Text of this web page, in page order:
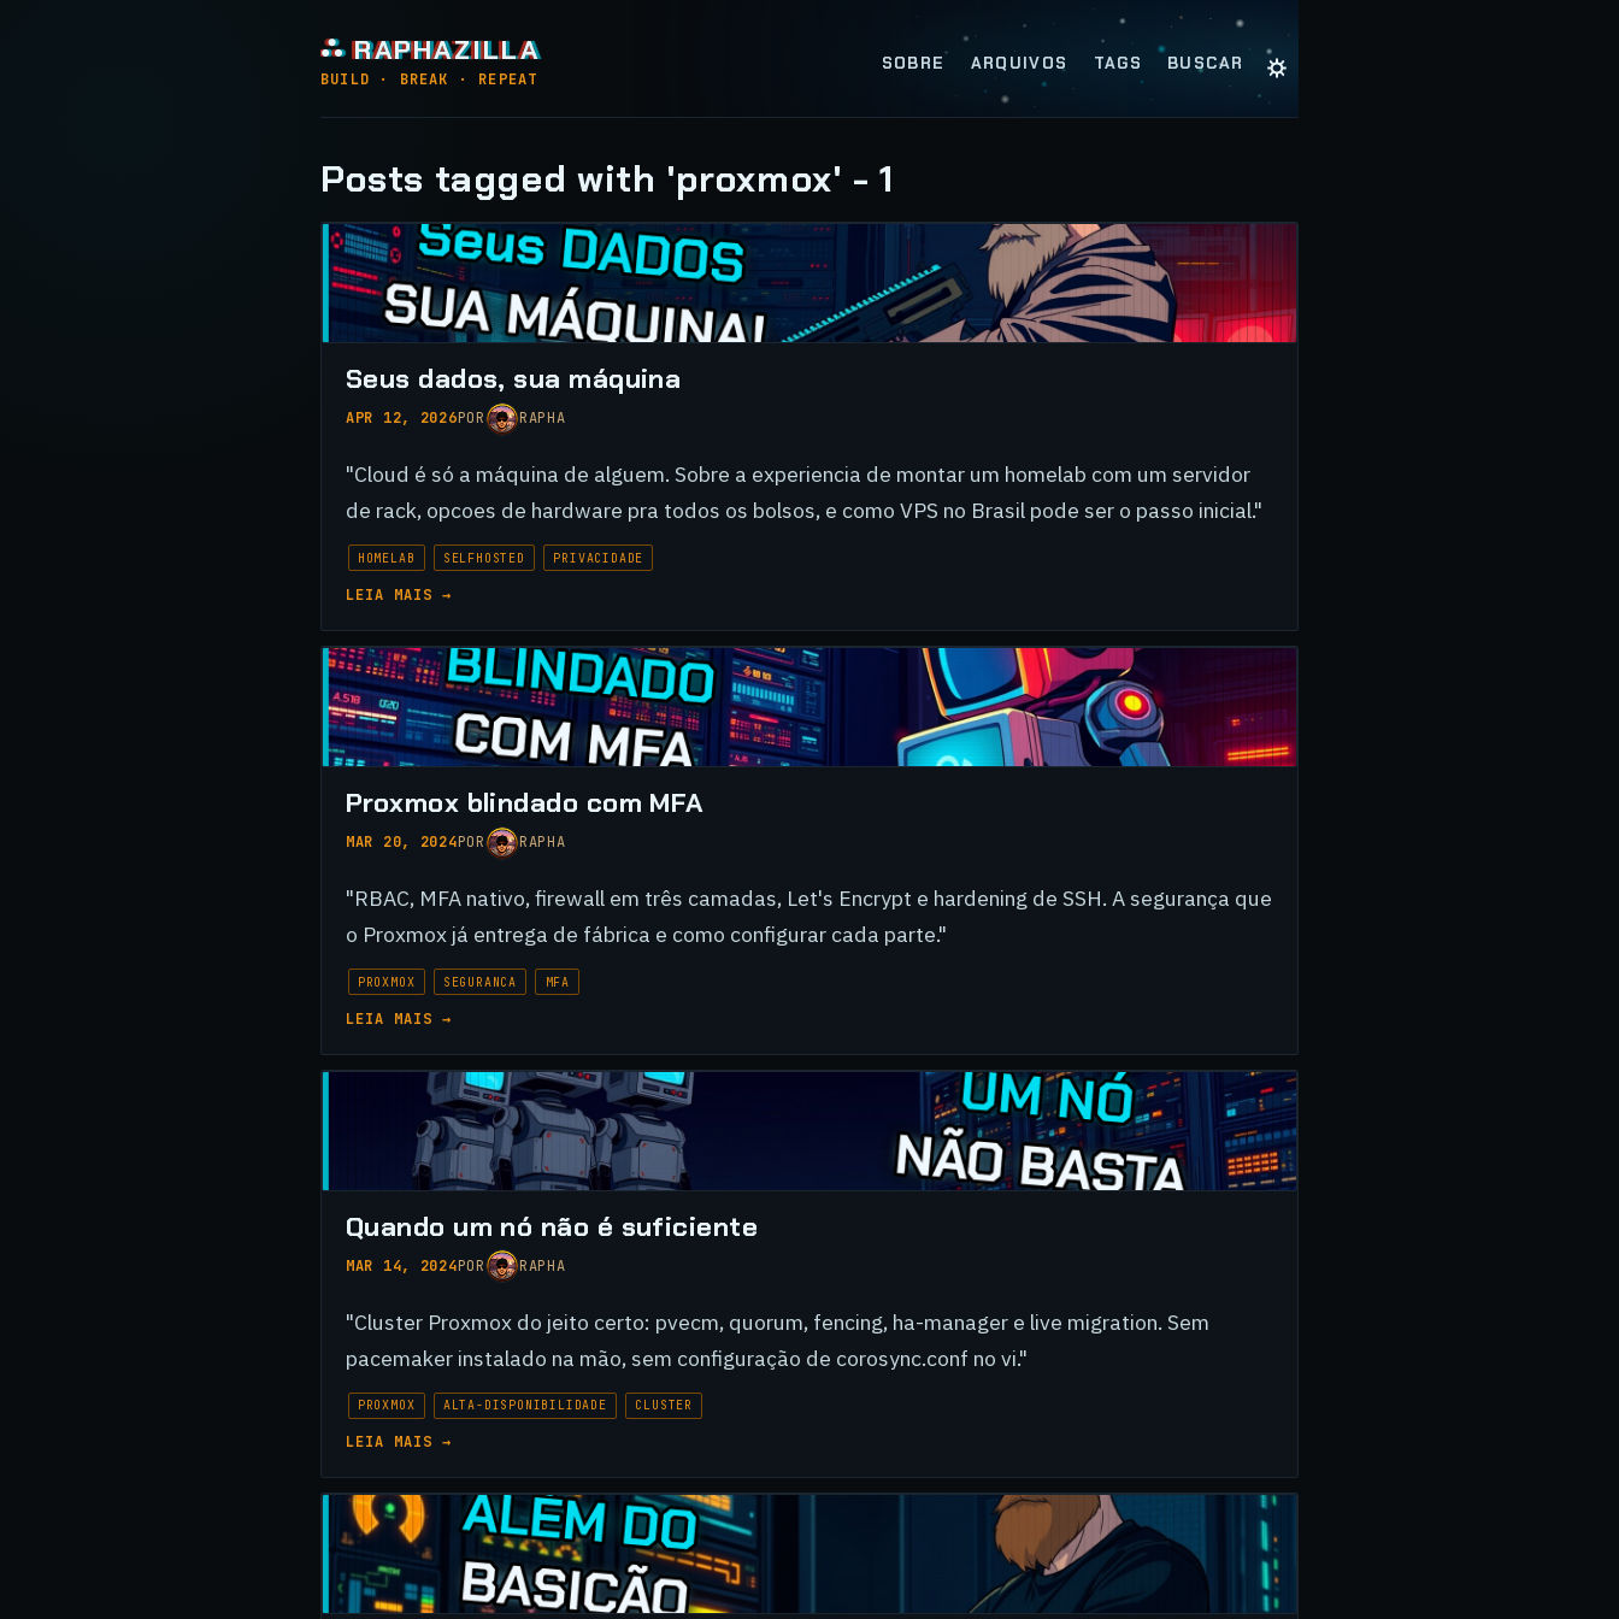
⛬ RAPHAZILLA
BUILD · BREAK · REPEAT
SOBRE ARQUIVOS TAGS BUSCAR ☼
Posts tagged with 'proxmox' - 1
Seus dados, sua máquina
APR 12, 2026POR RAPHA
"Cloud é só a máquina de alguem. Sobre a experiencia de montar um homelab com um servidor
de rack, opcoes de hardware pra todos os bolsos, e como VPS no Brasil pode ser o passo inicial."
HOMELAB SELFHOSTED PRIVACIDADE
LEIA MAIS →
Proxmox blindado com MFA
MAR 20, 2024POR RAPHA
"RBAC, MFA nativo, firewall em três camadas, Let's Encrypt e hardening de SSH. A segurança que
o Proxmox já entrega de fábrica e como configurar cada parte."
PROXMOX SEGURANCA MFA
LEIA MAIS →
Quando um nó não é suficiente
MAR 14, 2024POR RAPHA
"Cluster Proxmox do jeito certo: pvecm, quorum, fencing, ha-manager e live migration. Sem
pacemaker instalado na mão, sem configuração de corosync.conf no vi."
PROXMOX ALTA-DISPONIBILIDADE CLUSTER
LEIA MAIS →